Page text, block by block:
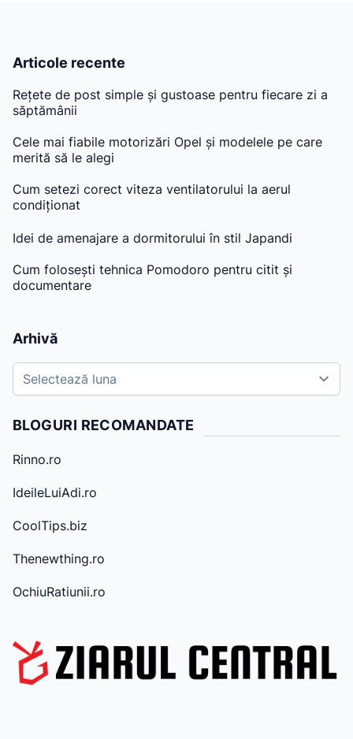
Articole recente
Rețete de post simple și gustoase pentru fiecare zi a
săptămânii
Cele mai fiabile motorizări Opel și modelele pe care
merită să le alegi
Cum setezi corect viteza ventilatorului la aerul
condiționat
Idei de amenajare a dormitorului în stil Japandi
Cum folosești tehnica Pomodoro pentru citit și
documentare
Arhivă
r
i
v
BLOGURI RECOMANDATE
Rinno.ro
IdeileLuiAdi.ro
CoolTips.biz
Thenewthing.ro
OchiuRatiunii.ro